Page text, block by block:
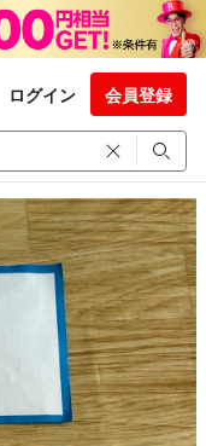
ログイン 会員登録